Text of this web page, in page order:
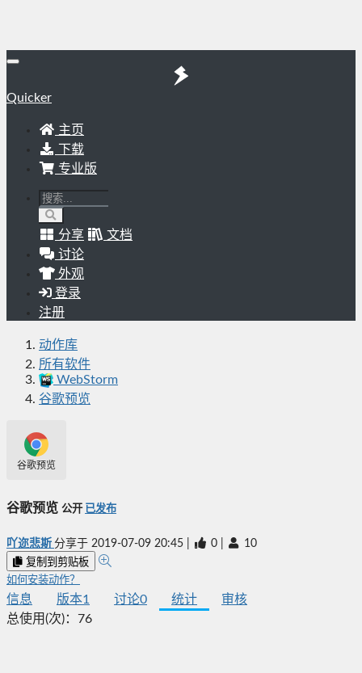
Quicker
主页
下载
专业版
分享
文档
讨论
外观
登录
注册
动作库
所有软件
WebStorm
谷歌预览
谷歌预览
谷歌预览 公开 已发布
吖迩悲斯 分享于 2019-07-09 20:45 0 10
复制到剪贴板
如何安装动作？
信息 版本1 讨论0 统计
审核
总使用(次)： 76